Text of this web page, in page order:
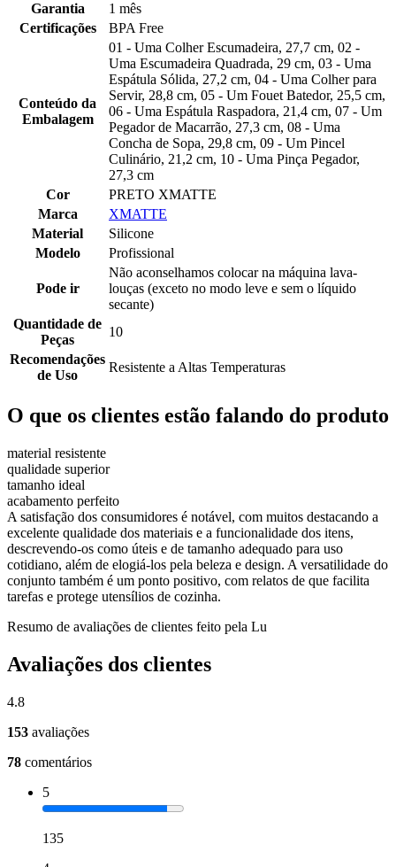
Garantia
1 mês
Certificações
BPA Free
Conteúdo da
Embalagem
01 - Uma Colher Escumadeira, 27,7 cm, 02 -
Uma Escumadeira Quadrada, 29 cm, 03 - Uma
Espátula Sólida, 27,2 cm, 04 - Uma Colher para
Servir, 28,8 cm, 05 - Um Fouet Batedor, 25,5 cm,
06 - Uma Espátula Raspadora, 21,4 cm, 07 - Um
Pegador de Macarrão, 27,3 cm, 08 - Uma
Concha de Sopa, 29,8 cm, 09 - Um Pincel
Culinário, 21,2 cm, 10 - Uma Pinça Pegador,
27,3 cm
Cor
PRETO XMATTE
Marca
XMATTE
Material
Silicone
Modelo
Profissional
Pode ir
Não aconselhamos colocar na máquina lava-
louças (exceto no modo leve e sem o líquido
secante)
Quantidade de
Peças
10
Recomendações
de Uso
Resistente a Altas Temperaturas
O que os clientes estão falando do produto
material resistente
qualidade superior
tamanho ideal
acabamento perfeito
A satisfação dos consumidores é notável, com muitos destacando a
excelente qualidade dos materiais e a funcionalidade dos itens,
descrevendo-os como úteis e de tamanho adequado para uso
cotidiano, além de elogiá-los pela beleza e design. A versatilidade do
conjunto também é um ponto positivo, com relatos de que facilita
tarefas e protege utensílios de cozinha.
Resumo de avaliações de clientes feito pela Lu
Avaliações dos clientes
4.8
153 avaliações
78 comentários
5
135